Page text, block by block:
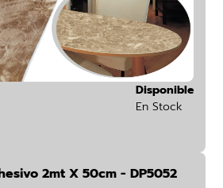
Disponible
En Stock
2mt X 50cm - DP5052